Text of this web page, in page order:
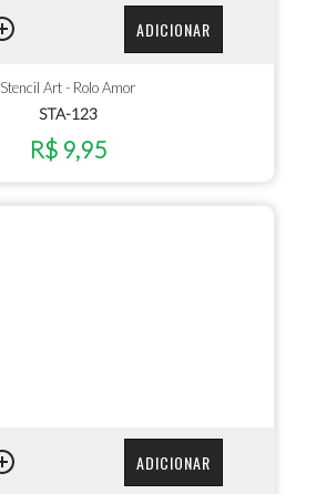
ADICIONAR
Stencil Art - Rolo Amor
STA-123
R$ 9,95
ADICIONAR